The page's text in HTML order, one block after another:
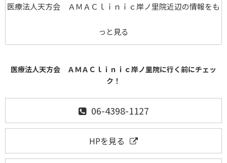
医療法人天方会 ＡＭＡＣｌｉｎｉｃ岸ノ里院近辺の情報をも
っと見る
医療法人天方会 ＡＭＡＣｌｉｎｉｃ岸ノ里院に行く前にチェッ
ク！
06-4398-1127
HPを見る